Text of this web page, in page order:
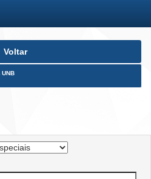
Voltar
UNB